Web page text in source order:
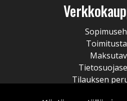
Tilauksen